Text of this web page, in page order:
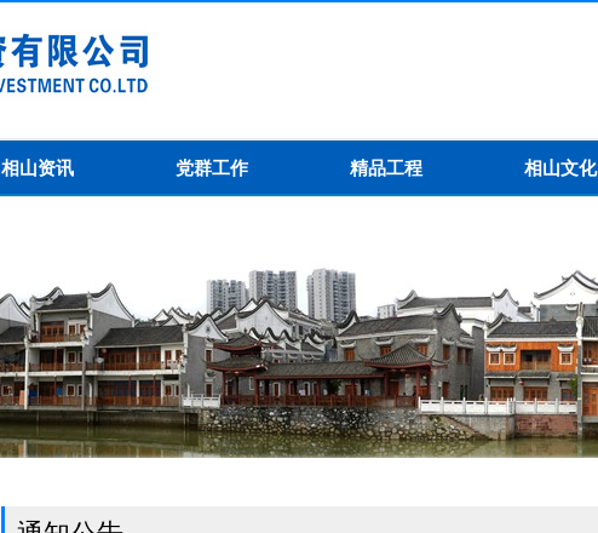
相山资讯 党群工作 精品工程 相山文化